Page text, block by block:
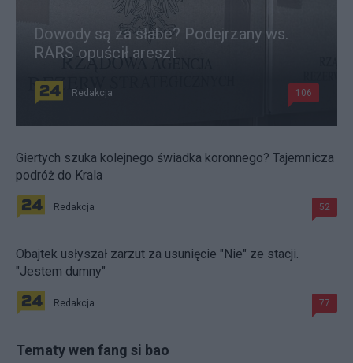
Dowody są za słabe? Podejrzany ws.
RARS opuścił areszt
Redakcja 106
Giertych szuka kolejnego świadka koronnego? Tajemnicza
podróż do Krala
Redakcja 52
Obajtek usłyszał zarzut za usunięcie "Nie" ze stacji.
"Jestem dumny"
Redakcja 77
Tematy wen fang si bao